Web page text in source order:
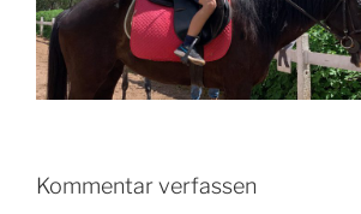
Kommentar verfassen